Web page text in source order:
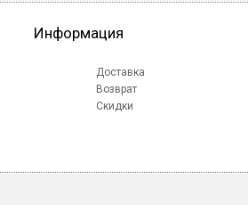
Информация
Доставка
Возврат
Скидки